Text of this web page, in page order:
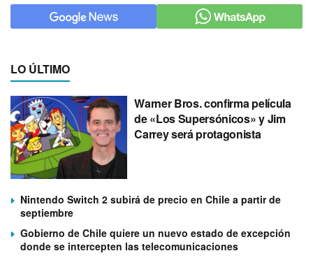
LO ÚLTIMO
Warner Bros. confirma película
de «Los Supersónicos» y Jim
Carrey será protagonista
Nintendo Switch 2 subirá de precio en Chile a partir de
septiembre
Gobierno de Chile quiere un nuevo estado de excepción
donde se intercepten las telecomunicaciones